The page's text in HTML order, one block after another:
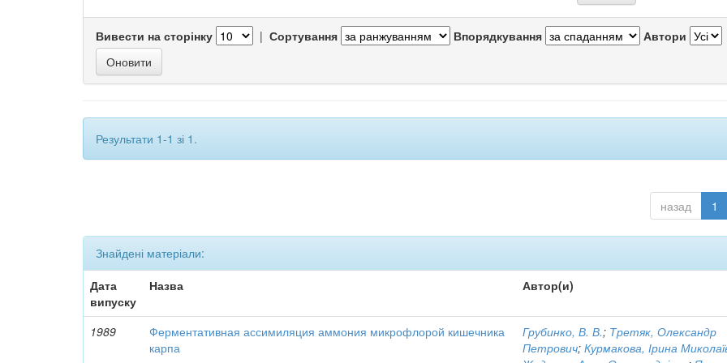
Вивести на сторінку | Сортування Впорядкування Автори
Результати 1-1 зі 1.
назад 1
Знайдені матеріали:
Дата
випуску
Назва Автор(и)
1989
Ферментативная ассимиляция аммония микрофлорой кишечника
карпа
Грубинко, В. В.; Третяк, Олександр
Петрович;Курмакова, Ірина